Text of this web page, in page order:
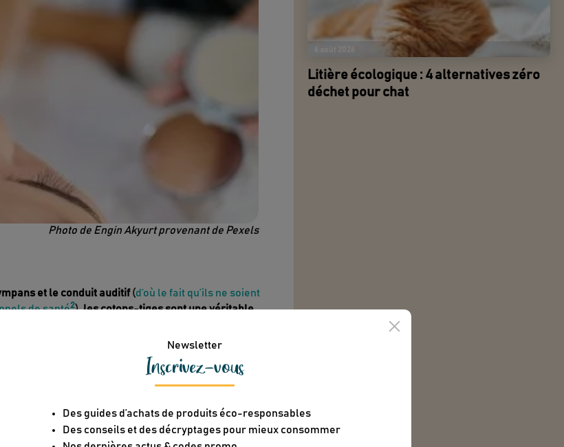
Newsletter
Inscrivez-vous
Des guides d’achats de produits éco-responsables
Des conseils et des décryptages pour mieux consommer
Litière écologique : 4 alternatives zéro
déchet pour chat
Photo de Engin Akyurt provenant de Pexels
et le conduit auditif(d’où le fait qu’ils ne soient
de santé2),les cotons-tiges sont une véritable
et sur les plages du monde entier
uniquement pour un frottement superficiel,l’oreille
le cérumen. Et si vous êtes sceptique,